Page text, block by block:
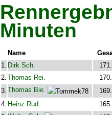
Minuten
Name
1. Dirk Sch.
2. Thomas Rei.
3. Thomas Bie.
4. Heinz Rud.